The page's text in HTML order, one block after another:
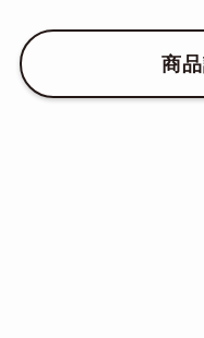
商